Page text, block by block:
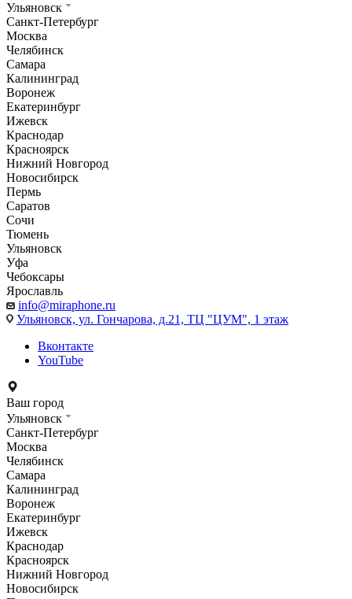
Ульяновск
Санкт-Петербург
Москва
Челябинск
Самара
Калининград
Воронеж
Екатеринбург
Ижевск
Краснодар
Красноярск
Нижний Новгород
Новосибирск
Пермь
Саратов
Сочи
Тюмень
Ульяновск
Уфа
Чебоксары
Ярославль
info@miraphone.ru
Ульяновск, ул. Гончарова, д.21, ТЦ "ЦУМ", 1 этаж
Вконтакте
YouTube
Ваш город
Ульяновск
Санкт-Петербург
Москва
Челябинск
Самара
Калининград
Воронеж
Екатеринбург
Ижевск
Краснодар
Красноярск
Нижний Новгород
Новосибирск